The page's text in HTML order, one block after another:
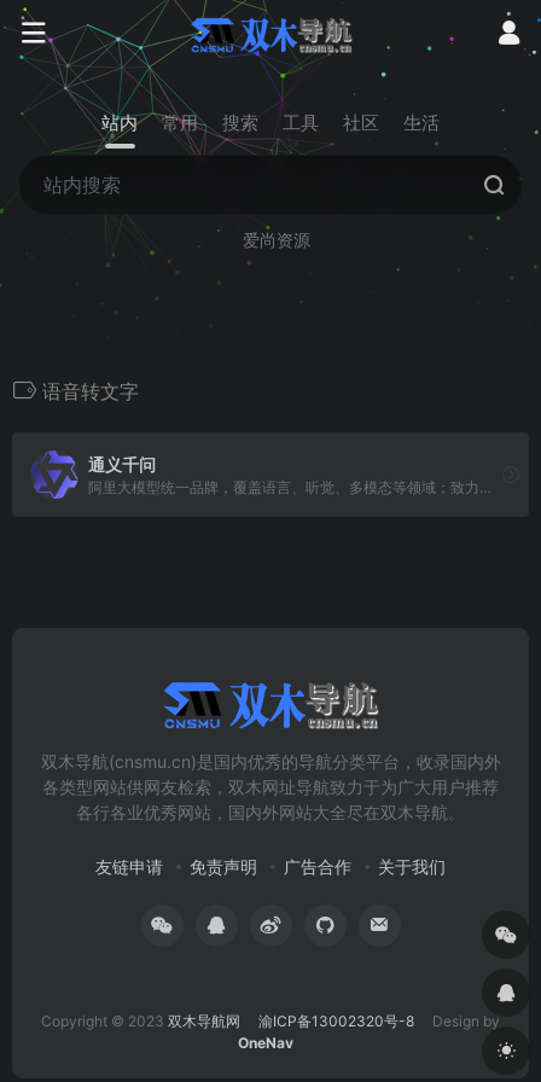
站内 常用 搜索 工具 社区 生活
爱尚资源
语音转文字
通义千问
阿里大模型统一品牌，覆盖语言、听觉、多模态等领域；致力于实现接近人类智慧的通用智能，让AI从“单一感官”到“五官全开”
双木导航(cnsmu.cn)是国内优秀的导航分类平台，收录国内外
各类型网站供网友检索，双木网址导航致力于为广大用户推荐
各行各业优秀网站，国内外网站大全尽在双木导航。
友链申请 免责声明 广告合作 关于我们
Copyright © 2023 双木导航网 渝ICP备13002320号-8 Design by
OneNav